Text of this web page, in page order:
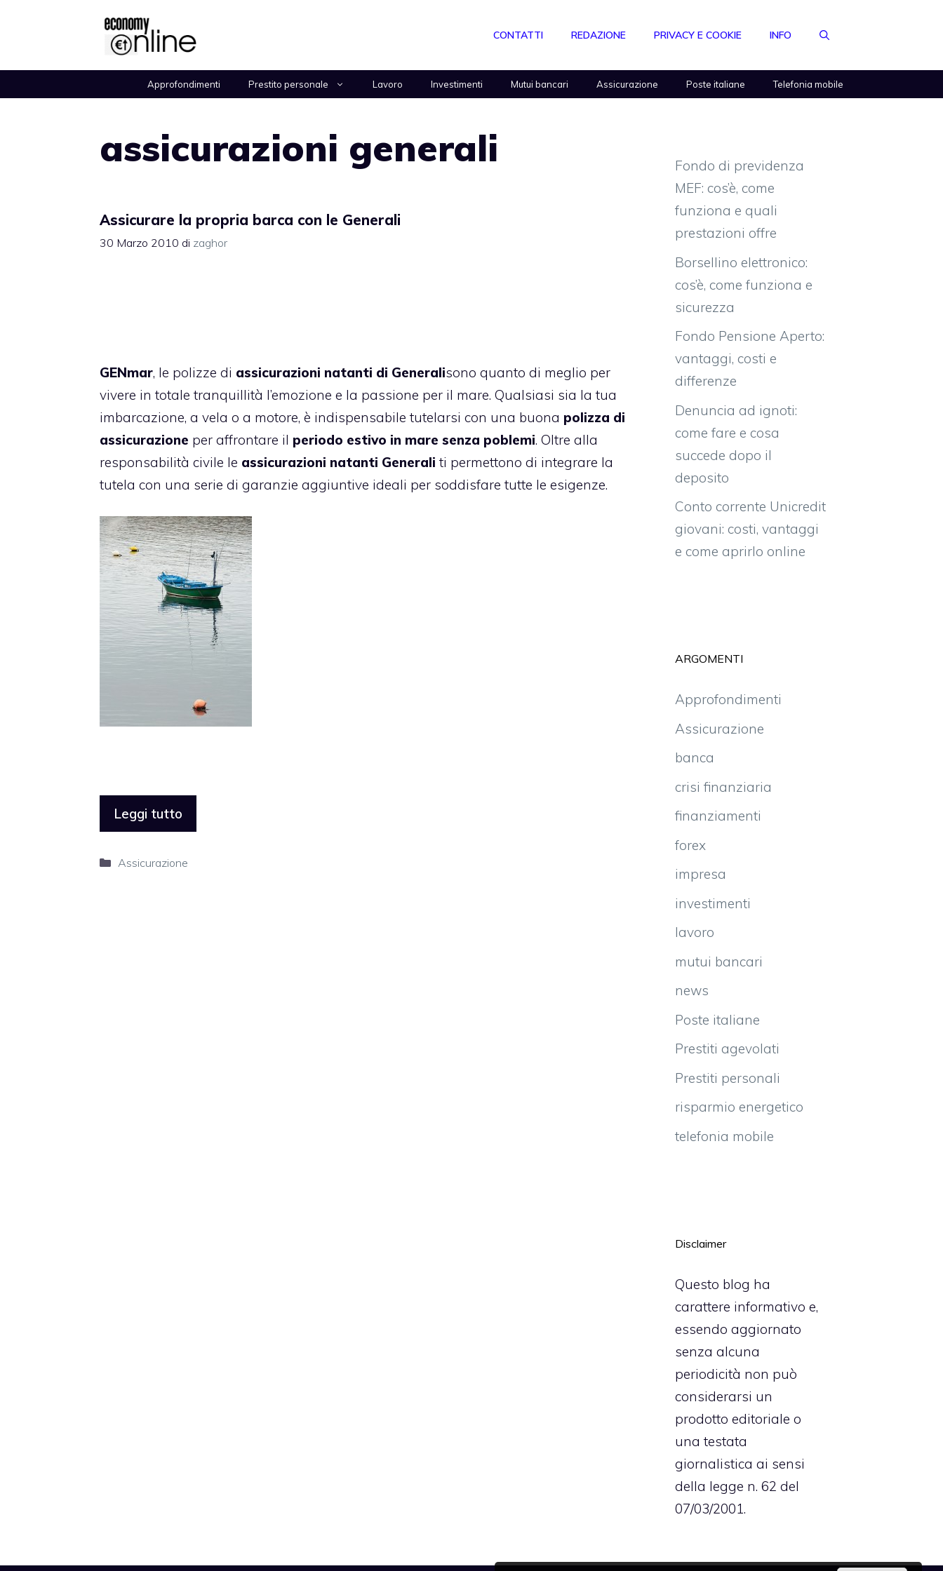
CONTATTI REDAZIONE PRIVACY E COOKIE INFO
Approfondimenti Prestito personale Lavoro Investimenti Mutui bancari Assicurazione Poste italiane Telefonia mobile
assicurazioni generali
Assicurare la propria barca con le Generali
30 Marzo 2010 di zaghor
GENmar, le polizze di assicurazioni natanti di Generalisono quanto di meglio per
vivere in totale tranquillità l’emozione e la passione per il mare. Qualsiasi sia la tua
imbarcazione, a vela o a motore, è indispensabile tutelarsi con una buona polizza di
assicurazione per affrontare il periodo estivo in mare senza poblemi. Oltre alla
responsabilità civile le assicurazioni natanti Generali ti permettono di integrare la
tutela con una serie di garanzie aggiuntive ideali per soddisfare tutte le esigenze.
Leggi tutto
Categorie
Assicurazione
Fondo di previdenza
MEF: cos’è, come
funziona e quali
prestazioni offre
Borsellino elettronico:
cos’è, come funziona e
sicurezza
Fondo Pensione Aperto:
vantaggi, costi e
differenze
Denuncia ad ignoti:
come fare e cosa
succede dopo il
deposito
Conto corrente Unicredit
giovani: costi, vantaggi
e come aprirlo online
ARGOMENTI
Approfondimenti
Assicurazione
banca
crisi finanziaria
finanziamenti
forex
impresa
investimenti
lavoro
mutui bancari
news
Poste italiane
Prestiti agevolati
Prestiti personali
risparmio energetico
telefonia mobile
Disclaimer
Questo blog ha
carattere informativo e,
essendo aggiornato
senza alcuna
periodicità non può
considerarsi un
prodotto editoriale o
una testata
giornalistica ai sensi
della legge n. 62 del
07/03/2001.